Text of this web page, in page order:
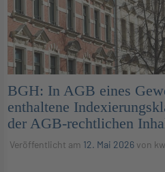
BGH: In AGB eines
enthaltene
der AGB-rechtlichen
Veröffentlicht am 12. Mai 2026von kw